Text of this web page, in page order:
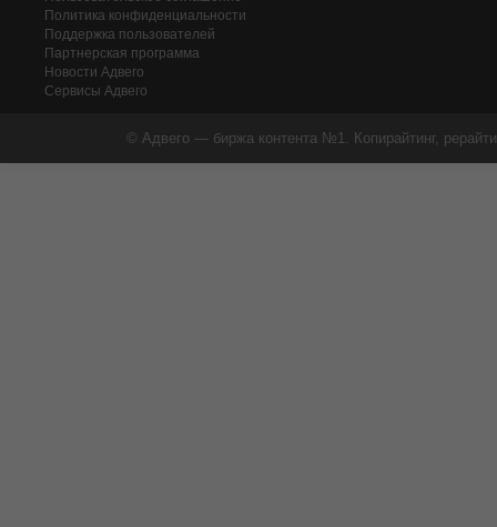
Политика конфиденциальности
Поддержка пользователей
Партнерская программа
Новости Адвего
Сервисы Адвего
© Адвего — биржа контента №1. Копирайтинг,